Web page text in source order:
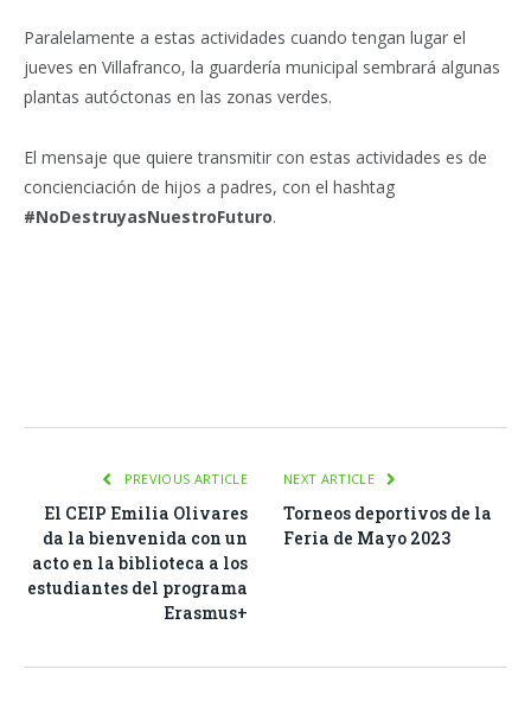
Paralelamente a estas actividades cuando tengan lugar el
jueves en Villafranco, la guardería municipal sembrará algunas
plantas autóctonas en las zonas verdes.
El mensaje que quiere transmitir con estas actividades es de
concienciación de hijos a padres, con el hashtag
#NoDestruyasNuestroFuturo.
PREVIOUS ARTICLE
El CEIP Emilia Olivares
da la bienvenida con un
acto en la biblioteca a los
estudiantes del programa
Erasmus+
NEXT ARTICLE
Torneos deportivos de la
Feria de Mayo 2023